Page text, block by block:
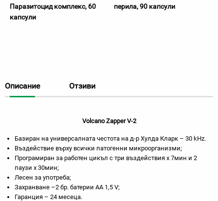
Паразитоцид комплекс, 60
капсули
перила, 90 капсули
Описание Отзиви
Volcano Zapper V-2
Базиран на универсалната честота на д-р Хулда Кларк – 30 kHz.
Въздействие върху всички патогенни микроорганизми;
Програмиран за работен цикъл с три въздействия х 7мин и 2
паузи х 30мин;
Лесен за употреба;
Захранване –2 бр. батерии AA 1,5 V;
Гаранция – 24 месеца.